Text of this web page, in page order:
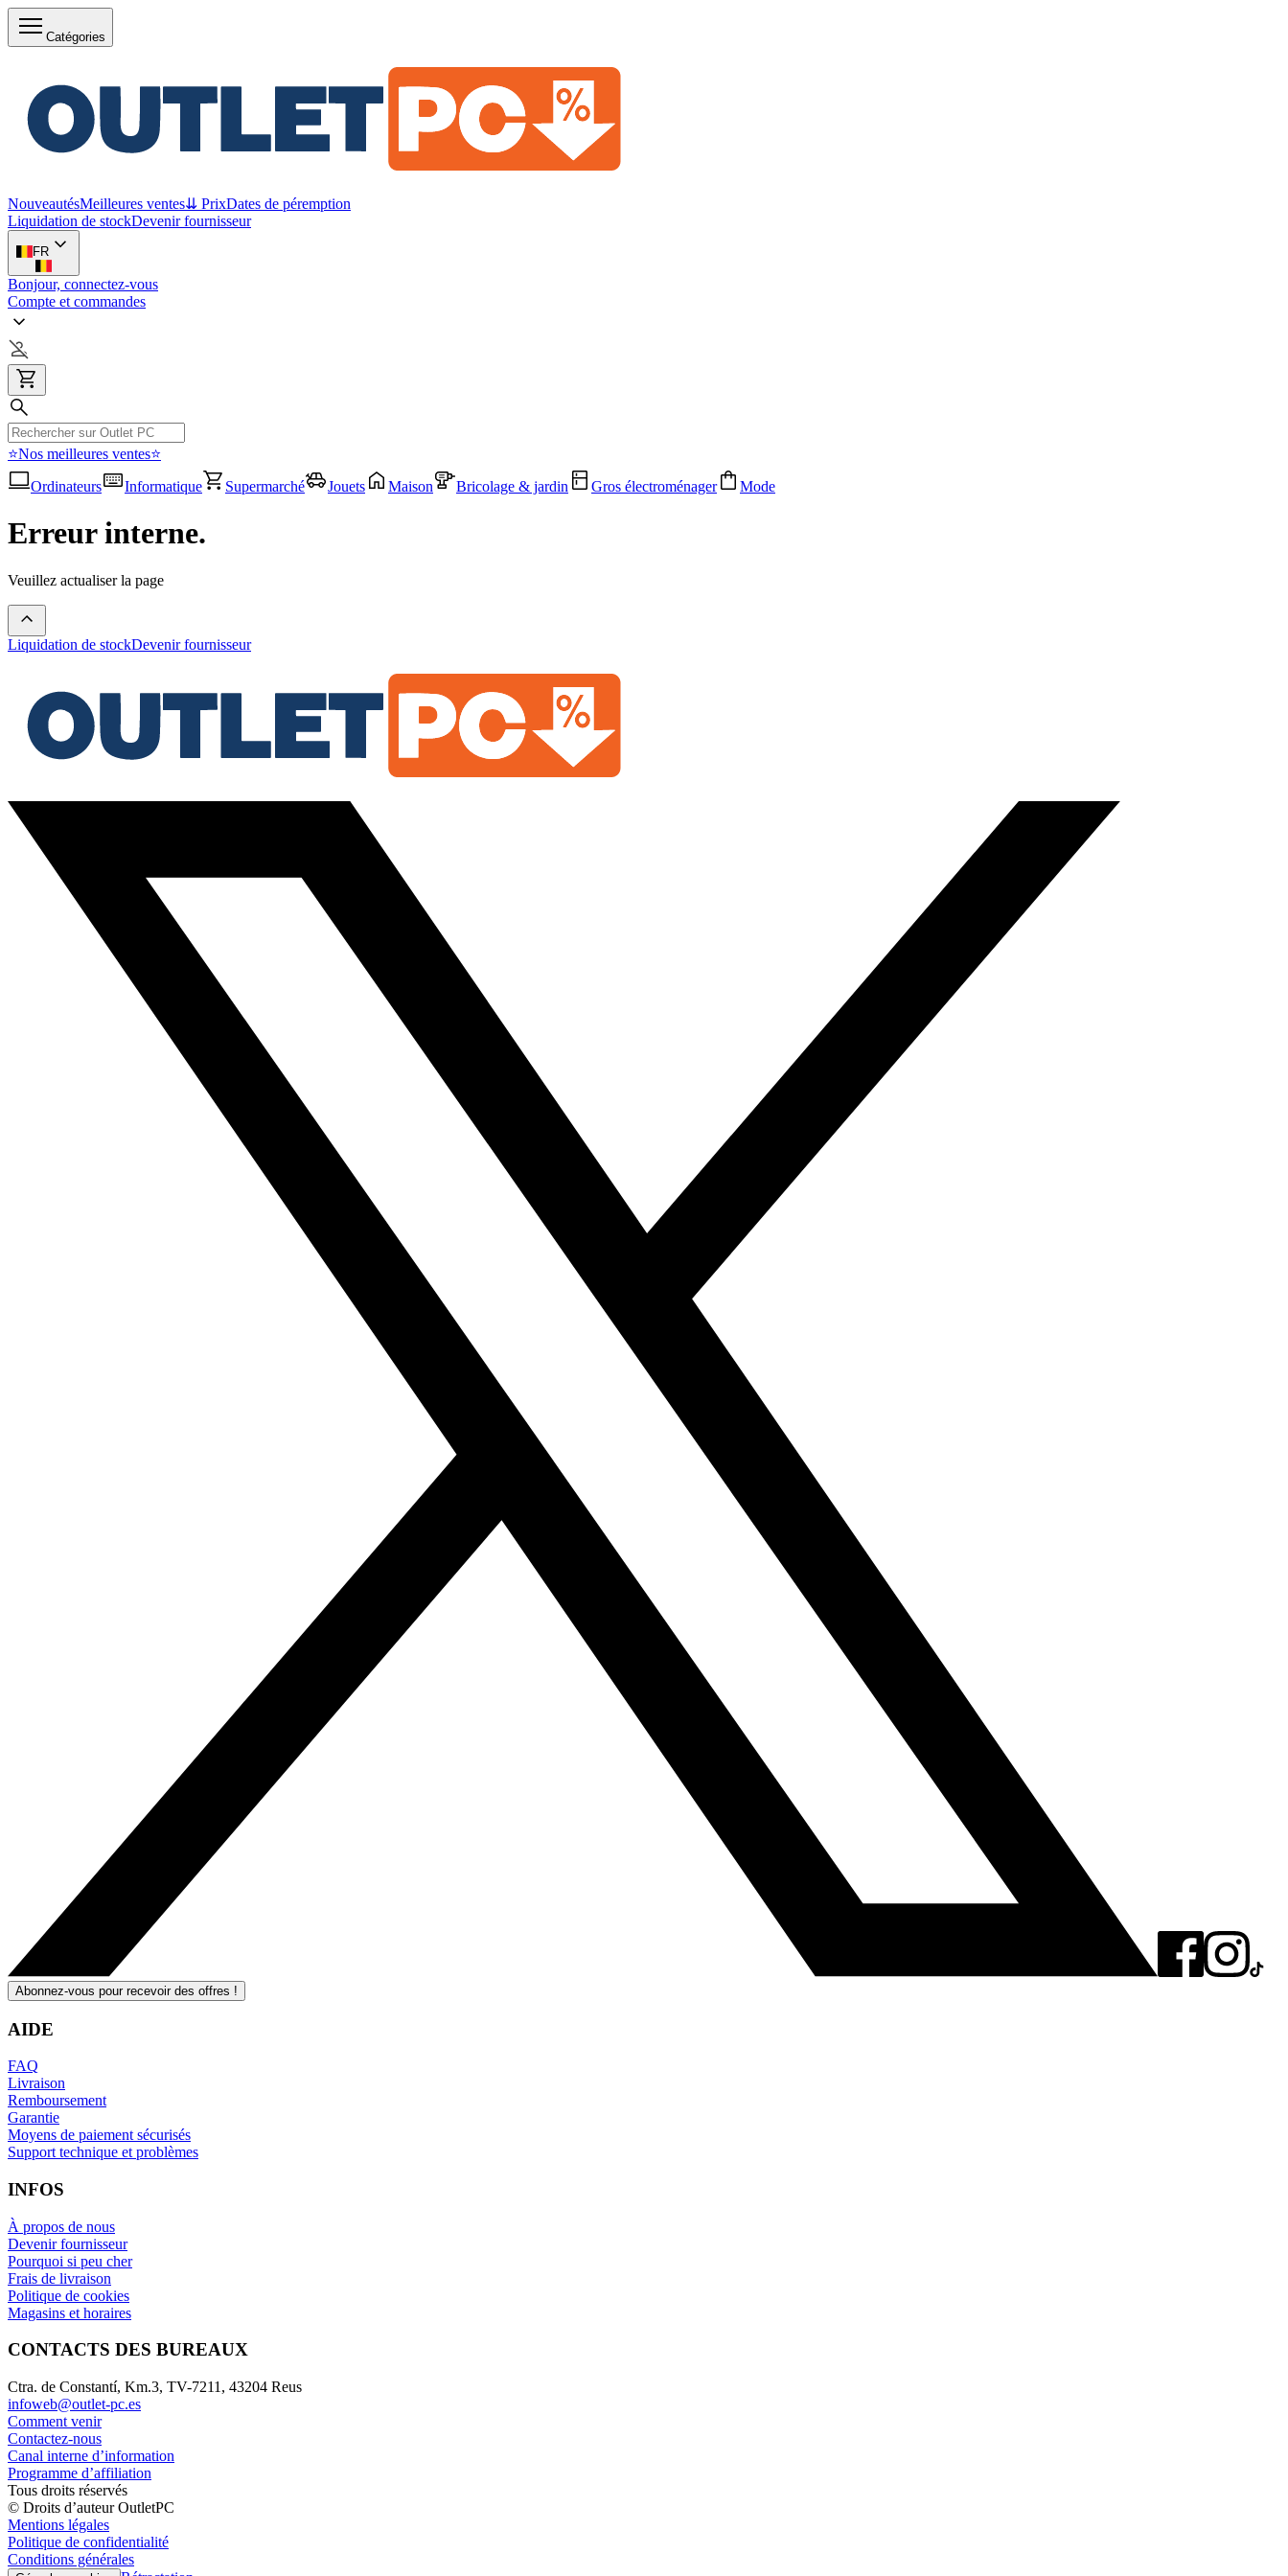
Catégories
NouveautésMeilleures ventes⇊ PrixDates de péremption
Liquidation de stockDevenir fournisseur
FR
Bonjour, connectez-vous
Compte et commandes
⭐Nos meilleures ventes⭐
Ordinateurs
Informatique Supermarché Jouets Maison Bricolage & jardin Gros électroménager Mode
Erreur interne.
Veuillez actualiser la page
Liquidation de stockDevenir fournisseur
Abonnez-vous pour recevoir des offres !
AIDE
FAQ
Livraison
Remboursement
Garantie
Moyens de paiement sécurisés
Support technique et problèmes
INFOS
À propos de nous
Devenir fournisseur
Pourquoi si peu cher
Frais de livraison
Politique de cookies
Magasins et horaires
CONTACTS DES BUREAUX
Ctra. de Constantí, Km.3, TV-7211, 43204 Reus
infoweb@outlet-pc.es
Comment venir
Contactez-nous
Canal interne d’information
Programme d’affiliation
Tous droits réservés
© Droits d’auteur OutletPC
Mentions légales
Politique de confidentialité
Conditions générales